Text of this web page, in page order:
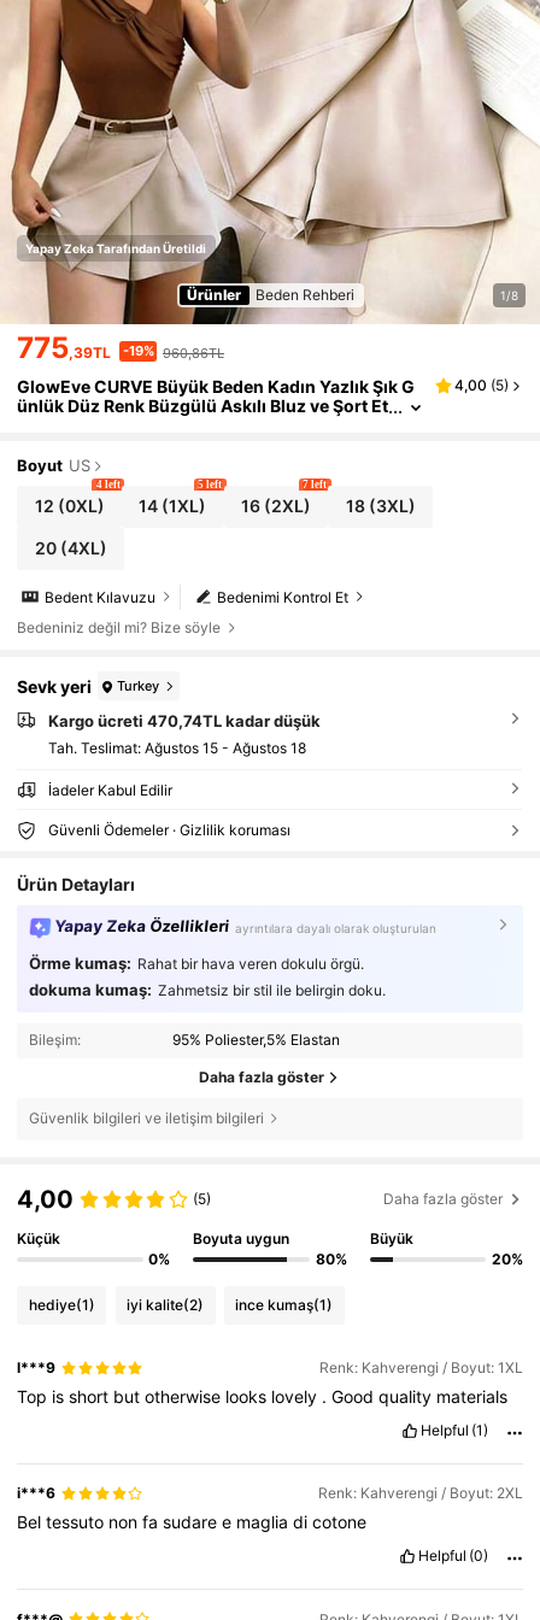
Yapay Zeka Tarafından Üretildi
Ürünler Beden Rehberi 1/8
775,39TL -19% 960,86TL
GlowEve CURVE Büyük Beden Kadın Yazlık Şık G
ünlük Düz Renk Büzgülü Askılı Bluz ve Şort Et
etleri Şık Kadın Kıyafetleri
4,00 (5)
Boyut US
12 (0XL)
4 left
14 (1XL)
5 left
16(2XL)
7 left
18(3XL)
20(4XL)
Bedenimi Kontrol Et
Bedent Kılavuzu
Bedeniniz değil mi? Bize söyle
Sevk yeri Turkey
Kargo ücreti 470,74TL kadar düşük
Tah. Teslimat: Ağustos 15 - Ağustos 18
İadeler Kabul Edilir
Güvenli Ödemeler · Gizlilik koruması
Ürün Detayları
Yapay Zeka Özellikleri ayrıntılara dayalı olarak oluşturulan
Örme kumaş: Rahat bir hava veren dokulu örgü.
dokuma kumaş: Zahmetsiz bir stil ile belirgin doku.
Bileşim: 95% Poliester,5% Elastan
Daha fazla göster
Güvenlik bilgileri ve iletişim bilgileri
4,00 (5) Daha fazla göster
Küçük
0%
Boyuta uygun
80%
Büyük
20%
hediye(1) iyi kalite(2) ince kumaş(1)
l***9 Renk: Kahverengi / Boyut: 1XL
Top isshort butotherwise looks lovely .Goodquality materials
Helpful (1)
i***6 Renk: Kahverengi / Boyut: 2XL
Beltessuto nonfasudaree magliadicotone
Helpful (0)